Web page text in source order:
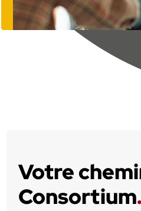
Votre
Consortium.